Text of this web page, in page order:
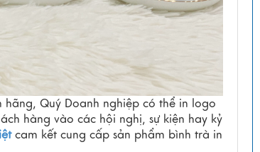
Quý Doanh nghiệp có thể in logo
hàng vào các hội nghị, sự kiện hay kỷ
cam kết cung cấp sản phẩm bình trà in